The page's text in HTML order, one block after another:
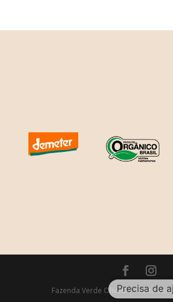
Fazenda Verde Oliva© | Azeite
Precisa de